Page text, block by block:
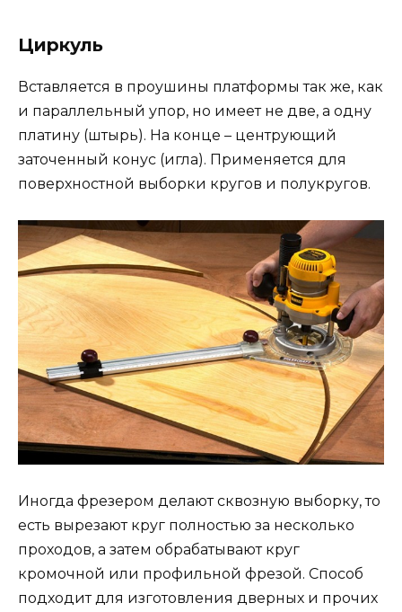
Циркуль
Вставляется в проушины платформы так же, как
и параллельный упор, но имеет не две, а одну
платину (штырь). На конце – центрующий
заточенный конус (игла). Применяется для
поверхностной выборки кругов и полукругов.
Иногда фрезером делают сквозную выборку, то
есть вырезают круг полностью за несколько
проходов, а затем обрабатывают круг
кромочной или профильной фрезой. Способ
подходит для изготовления дверных и прочих